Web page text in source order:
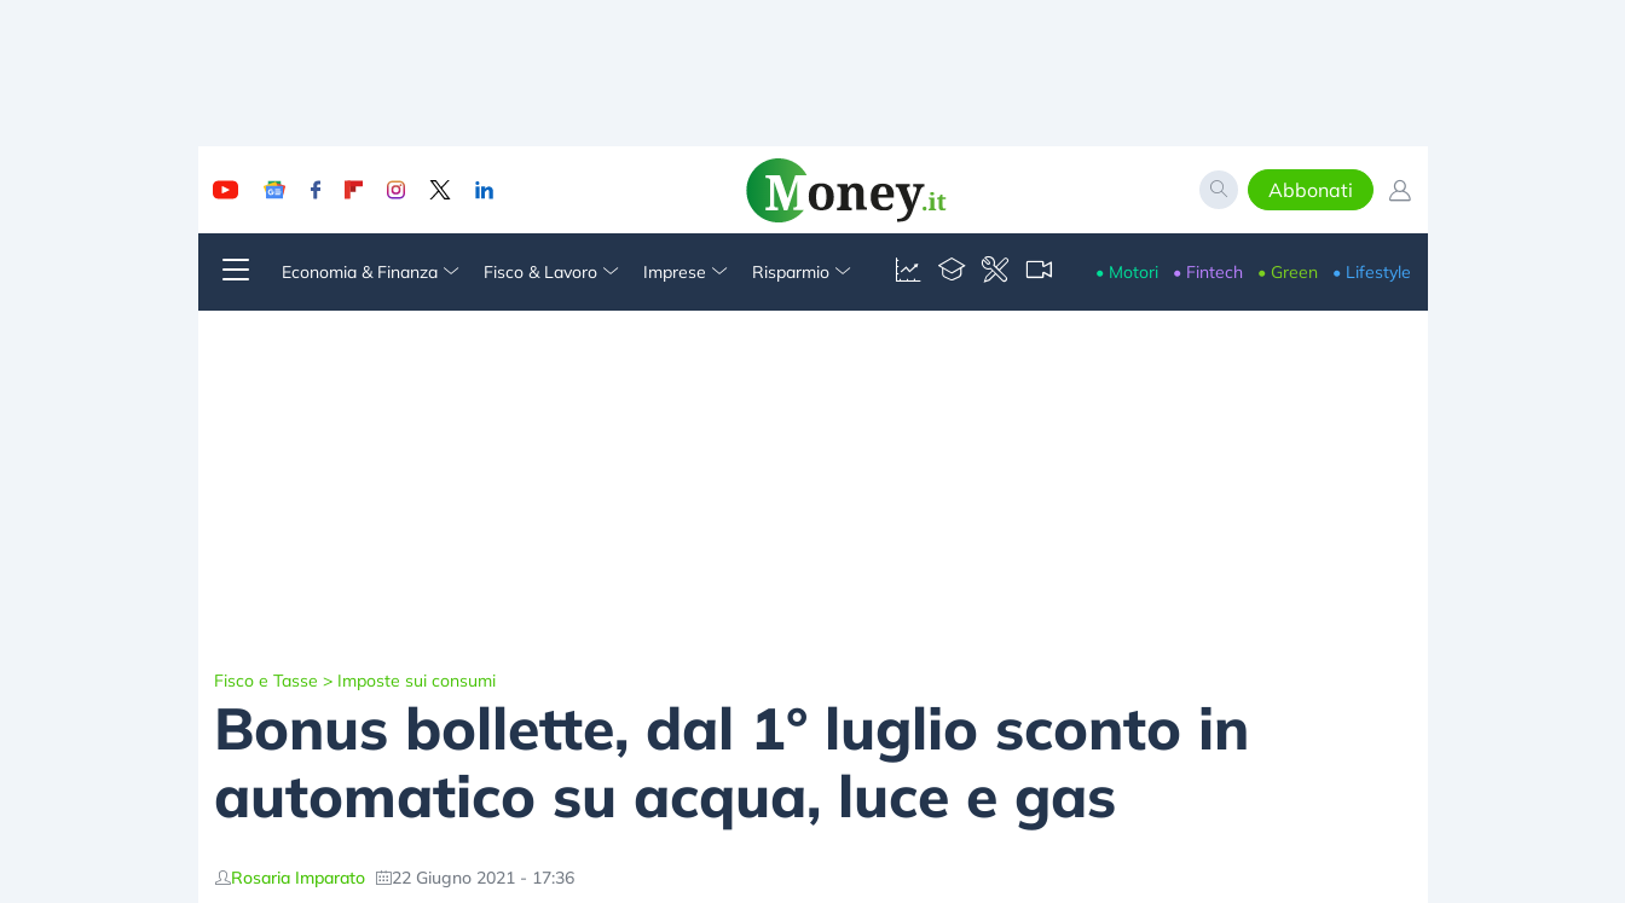
Abbonati
Economia & Finanza Fisco & Lavoro Imprese Risparmio • Motori • Fintech • Green • Lifestyle
Fisco e Tasse > Imposte sui consumi
Bonus bollette, dal 1° luglio sconto in
automatico su acqua, luce e gas
Rosaria Imparato 22 Giugno 2021 - 17:36